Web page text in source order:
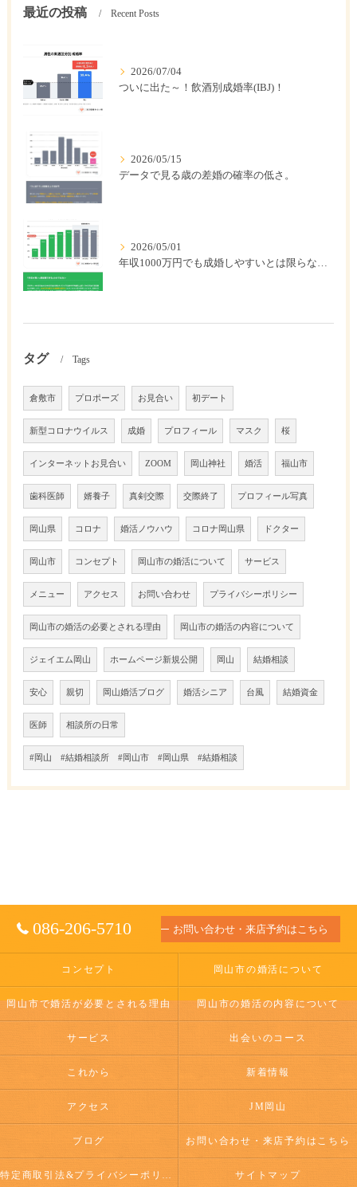
最近の投稿 Recent Posts
2026/07/04
ついに出た～！飲酒別成婚率(IBJ)！
2026/05/15
データで見る歳の差婚の確率の低さ。
2026/05/01
年収1000万円でも成婚しやすいとは限らない? 「年収帯別の成婚率」のリアル
タグ Tags
倉敷市 プロポーズ お見合い 初デート
新型コロナウイルス 成婚 プロフィール マスク 桜
インターネットお見合い ZOOM 岡山神社 婚活 福山市
歯科医師 婿養子 真剣交際 交際終了 プロフィール写真
岡山県 コロナ 婚活ノウハウ コロナ岡山県 ドクター
岡山市 コンセプト 岡山市の婚活について サービス
メニュー アクセス お問い合わせ プライバシーポリシー
岡山市の婚活の必要とされる理由 岡山市の婚活の内容について
ジェイエム岡山 ホームページ新規公開 岡山 結婚相談
安心 親切 岡山婚活ブログ 婚活シニア 台風 結婚資金
医師 相談所の日常
#岡山 #結婚相談所 #岡山市 #岡山県 #結婚相談
086-206-5710 お問い合わせ・来店予約はこちら
コンセプト 岡山市の婚活について
岡山市で婚活が必要とされる理由 岡山市の婚活の内容について
サービス 出会いのコース
これから 新着情報
アクセス JM岡山
ブログ お問い合わせ・来店予約はこちら
特定商取引法&プライバシーポリシー サイトマップ